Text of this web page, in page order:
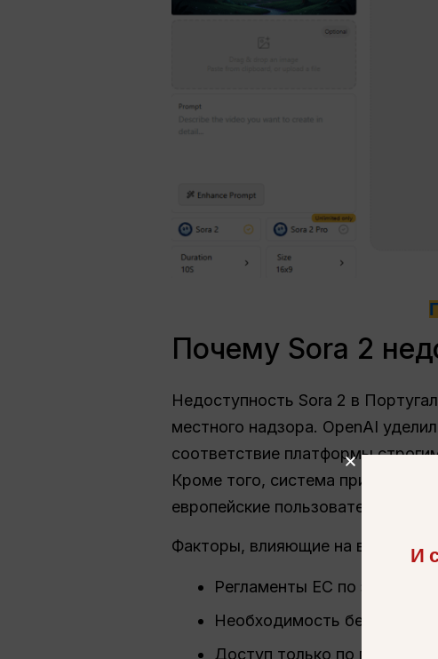
Почему Sora 2
Недоступность Sora 2 в
местного надзора. OpenAI
соответствие платформы
Кроме того, система
европейские пользователи не
Факторы, влияющие на внедрение
Регламенты ЕС по защите
Необходимость
Доступ только по